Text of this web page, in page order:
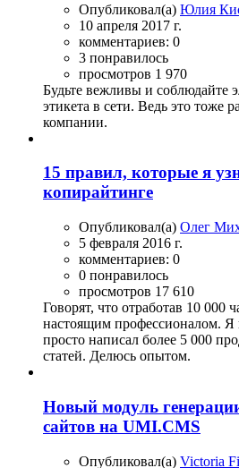
Опубликовал(а) Юлия
10 апреля 2017 г.
комментариев: 0
3 понравилось
просмотров 1 970
Будьте вежливы и соблюдайте
этикета в сети. Ведь это тоже
компании.
15 правил, которые я
копирайтинге
Опубликовал(а) Олег
5 февраля 2016 г.
комментариев: 0
0 понравилось
просмотров 17 610
Говорят, что отработав 10 000
настоящим профессионалом. Я
просто написал более 5 000
статей. Делюсь опытом.
Новый модуль
сайтов на UMI.CMS
Опубликовал(а) Victoria